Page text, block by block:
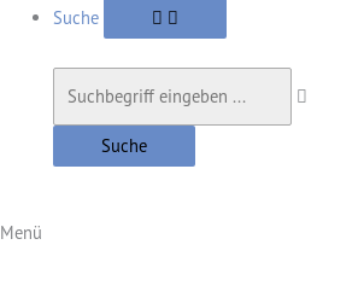
Suche
Suche
Menü